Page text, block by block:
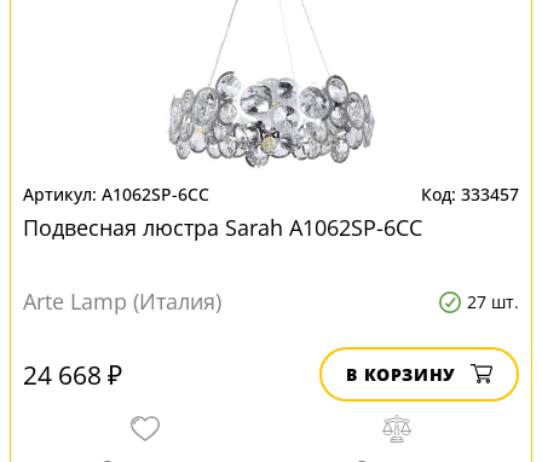
A1062SP-6CC 333457
Подвесная люстра Sarah A1062SP-6CC
Arte Lamp (Италия) 27 шт.
24 668 ₽ В КОРЗИНУ